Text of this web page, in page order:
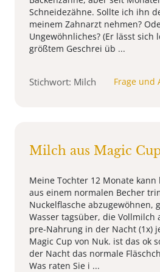
Schneidezähne. Sollte ich ihn
meinem Zahnarzt nehmen?
Ungewöhnliches? (Er lässt
größtem Geschrei üb ...
Stichwort: Milch Frage und
Milch aus Magic
Meine Tochter 12 Monate
aus einem normalen Becher
Nuckelflasche abzugewöhnen,
Wasser tagsüber, die Vollmilch
pre-Nahrung in der Nacht (1x)
Magic Cup von Nuk. ist das ok
der Nacht das normale
Was raten Sie i ...